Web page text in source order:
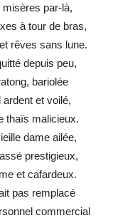
par-là,
à tour de bras,
rêves sans lune.
depuis peu,
bariolée
et voilé,
thaïs malicieux.
dame ailée,
prestigieux,
et cafardeux.
pas remplacé
commercial